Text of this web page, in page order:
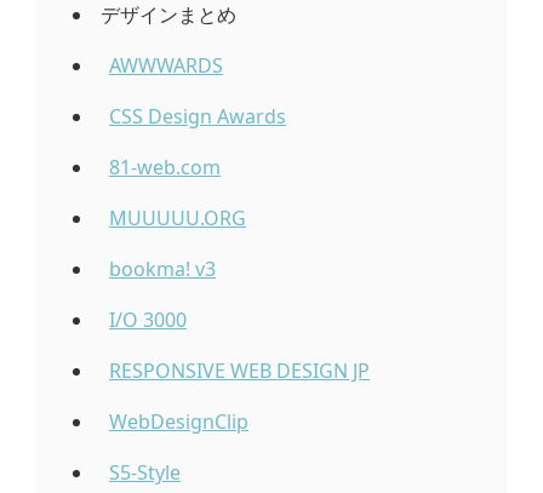
デザインまとめ
AWWWARDS
CSS Design Awards
81-web.com
MUUUUU.ORG
bookma! v3
I/O 3000
RESPONSIVE WEB DESIGN JP
WebDesignClip
S5-Style